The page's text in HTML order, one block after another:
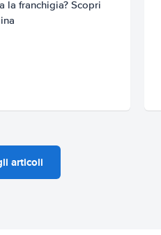
la franchigia? Scopri
articoli